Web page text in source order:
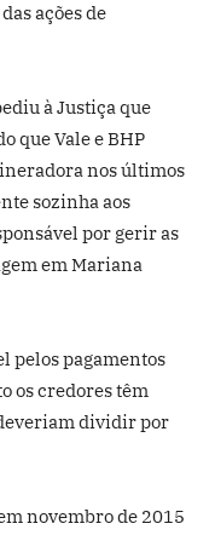
ações de
à Justiça que
que Vale e BHP
nos últimos
sozinha aos
por gerir as
em Mariana
pelos pagamentos
os credores têm
dividir por
novembro de 2015